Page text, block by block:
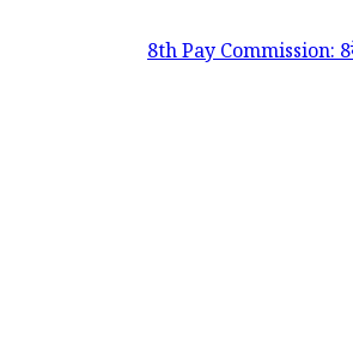
8th Pay Commission: 8वें वेतन